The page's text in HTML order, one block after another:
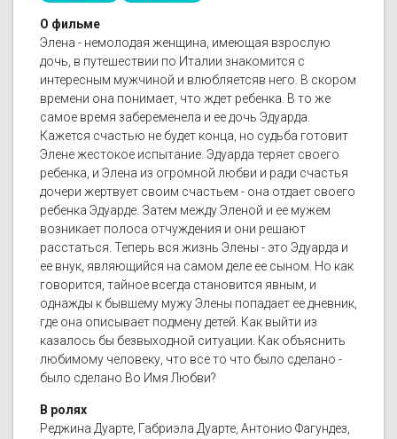
О фильме
Элена - немолодая женщина, имеющая взрослую
дочь, в путешествии по Италии знакомится с
интересным мужчиной и влюбляетсяв него. В скором
времени она понимает, что ждет ребенка. В то же
самое время забеременела и ее дочь Эдуарда.
Кажется счастью не будет конца, но судьба готовит
Элене жестокое испытание. Эдуарда теряет своего
ребенка, и Элена из огромной любви и ради счастья
дочери жертвует своим счастьем - она отдает своего
ребенка Эдуарде. Затем между Эленой и ее мужем
возникает полоса отчуждения и они решают
расстаться. Теперь вся жизнь Элены - это Эдуарда и
ее внук, являющийся на самом деле ее сыном. Но как
говорится, тайное всегда становится явным, и
однажды к бывшему мужу Элены попадает ее дневник,
где она описывает подмену детей. Как выйти из
казалось бы безвыходной ситуации. Как объяснить
любимому человеку, что все то что было сделано -
было сделано Во Имя Любви?
В ролях
Реджина Дуарте, Габриэла Дуарте, Антонио Фагундез,